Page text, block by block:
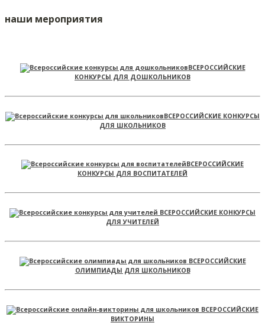
наши мероприятия
ВСЕРОССИЙСКИЕ
КОНКУРСЫ ДЛЯ ДОШКОЛЬНИКОВ
ВСЕРОССИЙСКИЕ КОНКУРСЫ
ДЛЯ ШКОЛЬНИКОВ
ВСЕРОССИЙСКИЕ
КОНКУРСЫ ДЛЯ ВОСПИТАТЕЛЕЙ
ВСЕРОССИЙСКИЕ КОНКУРСЫ
ДЛЯ УЧИТЕЛЕЙ
ВСЕРОССИЙСКИЕ
ОЛИМПИАДЫ ДЛЯ ШКОЛЬНИКОВ
ВСЕРОССИЙСКИЕ
ВИКТОРИНЫ